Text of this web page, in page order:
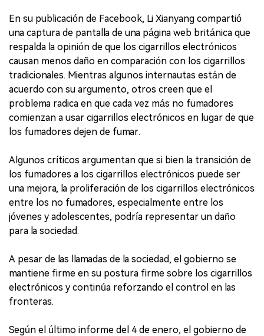
En su publicación de Facebook, Li Xianyang compartió
una captura de pantalla de una página web británica que
respalda la opinión de que los cigarrillos electrónicos
causan menos daño en comparación con los cigarrillos
tradicionales. Mientras algunos internautas están de
acuerdo con su argumento, otros creen que el
problema radica en que cada vez más no fumadores
comienzan a usar cigarrillos electrónicos en lugar de que
los fumadores dejen de fumar.
Algunos críticos argumentan que si bien la transición de
los fumadores a los cigarrillos electrónicos puede ser
una mejora, la proliferación de los cigarrillos electrónicos
entre los no fumadores, especialmente entre los
jóvenes y adolescentes, podría representar un daño
para la sociedad.
A pesar de las llamadas de la sociedad, el gobierno se
mantiene firme en su postura firme sobre los cigarrillos
electrónicos y continúa reforzando el control en las
fronteras.
Según el último informe del 4 de enero, el gobierno de